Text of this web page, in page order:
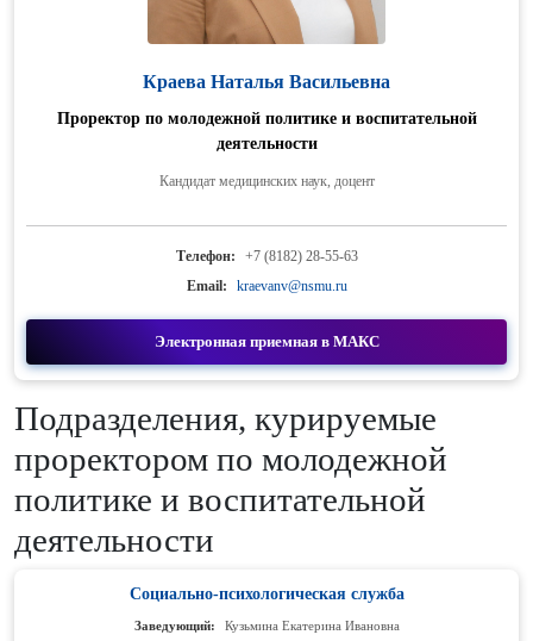
Краева Наталья Васильевна
Проректор по молодежной политике и воспитательной
деятельности
Кандидат медицинских наук, доцент
Телефон:
+7 (8182) 28-55-63
Email:
kraevanv@nsmu.ru
Электронная приемная в МАКС
Подразделения, курируемые
проректором по молодежной
политике и воспитательной
деятельности
Социально-психологическая служба
Заведующий:
Кузьмина Екатерина Ивановна